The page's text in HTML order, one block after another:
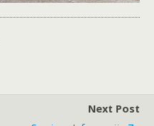
Next Post